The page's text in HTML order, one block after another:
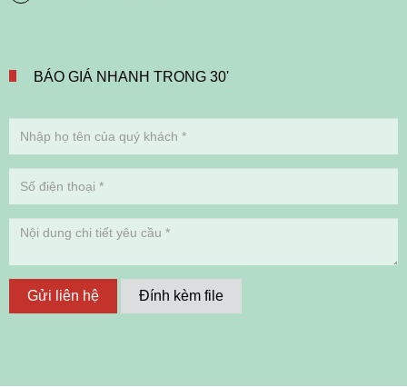
BÁO GIÁ NHANH TRONG 30'
Gửi liên hệ Đính kèm file